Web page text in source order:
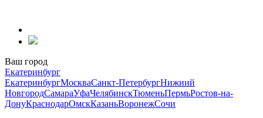
содержанию
Ваш город
Екатеринбург
ЕкатеринбургМоскваСанкт-ПетербургНижний
НовгородСамараУфаЧелябинскТюменьПермьРостов-на-
ДонуКраснодарОмскКазаньВоронежСочи